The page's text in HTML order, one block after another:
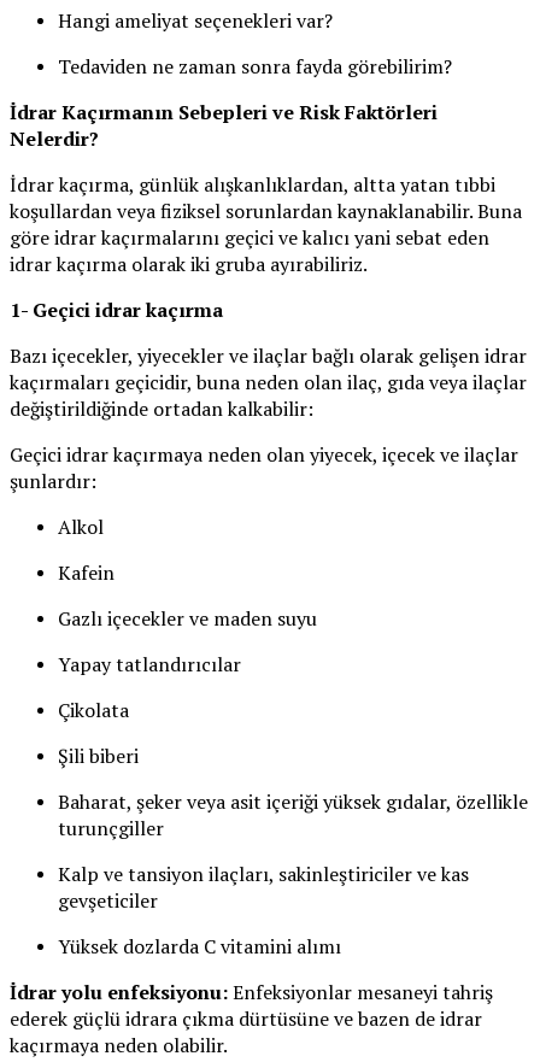
Hangi ameliyat seçenekleri var?
Tedaviden ne zaman sonra fayda görebilirim?
İdrar Kaçırmanın Sebepleri ve Risk Faktörleri
Nelerdir?
İdrar kaçırma, günlük alışkanlıklardan, altta yatan tıbbi
koşullardan veya fiziksel sorunlardan kaynaklanabilir. Buna
göre idrar kaçırmalarını geçici ve kalıcı yani sebat eden
idrar kaçırma olarak iki gruba ayırabiliriz.
1- Geçici idrar kaçırma
Bazı içecekler, yiyecekler ve ilaçlar bağlı olarak gelişen idrar
kaçırmaları geçicidir, buna neden olan ilaç, gıda veya ilaçlar
değiştirildiğinde ortadan kalkabilir:
Geçici idrar kaçırmaya neden olan yiyecek, içecek ve ilaçlar
şunlardır:
Alkol
Kafein
Gazlı içecekler ve maden suyu
Yapay tatlandırıcılar
Çikolata
Şili biberi
Baharat, şeker veya asit içeriği yüksek gıdalar, özellikle
turunçgiller
Kalp ve tansiyon ilaçları, sakinleştiriciler ve kas
gevşeticiler
Yüksek dozlarda C vitamini alımı
İdrar yolu enfeksiyonu:Enfeksiyonlar mesaneyi tahriş
ederek güçlü idrara çıkma dürtüsüne ve bazen de idrar
kaçırmaya neden olabilir.